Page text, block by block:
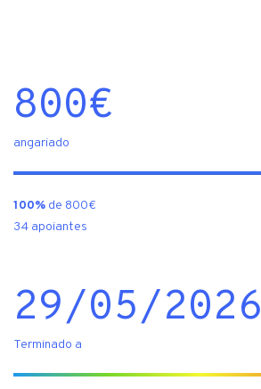
800€
angariado
100% de 800€
34 apoiantes
29/05/2026
Terminado a